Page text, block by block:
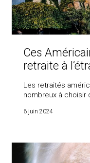
Ces
retraite à
Les retraités
nombreux à choisir
6 juin 2024